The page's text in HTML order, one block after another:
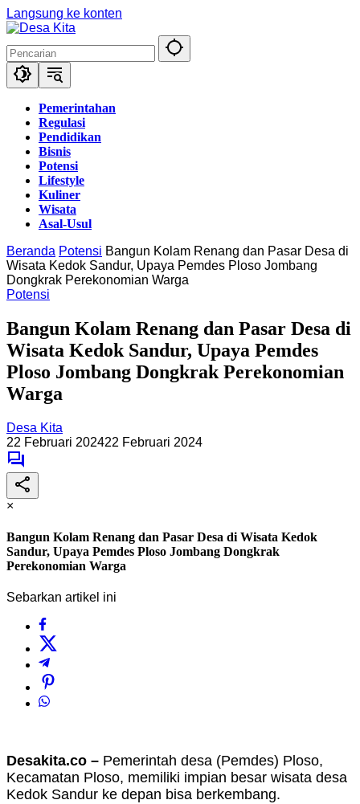
Langsung ke konten
Pemerintahan
Regulasi
Pendidikan
Bisnis
Potensi
Lifestyle
Kuliner
Wisata
Asal-Usul
Beranda Potensi Bangun Kolam Renang dan Pasar Desa di
Wisata Kedok Sandur, Upaya Pemdes Ploso Jombang
Dongkrak Perekonomian Warga
Potensi
Bangun Kolam Renang dan Pasar Desa di
Wisata Kedok Sandur, Upaya Pemdes
Ploso Jombang Dongkrak Perekonomian
Warga
Desa Kita
22 Februari 202422 Februari 2024
×
Bangun Kolam Renang dan Pasar Desa di Wisata Kedok
Sandur, Upaya Pemdes Ploso Jombang Dongkrak
Perekonomian Warga
Sebarkan artikel ini
Desakita.co – Pemerintah desa (Pemdes) Ploso,
Kecamatan Ploso, memiliki impian besar wisata desa
Kedok Sandur ke depan bisa berkembang.